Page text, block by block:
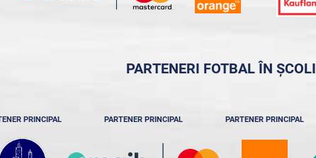
PARTENERI FOTBAL ÎN ȘCOLI
PRINCIPAL PARTENER PRINCIPAL PARTENER PRINCIPAL